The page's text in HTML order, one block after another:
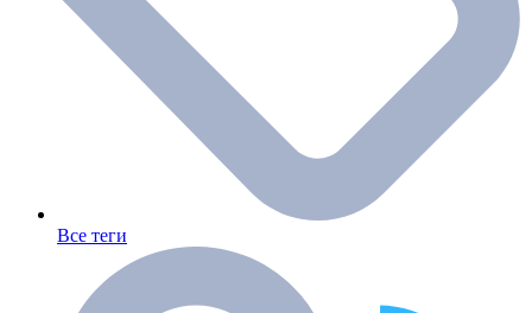
Все теги